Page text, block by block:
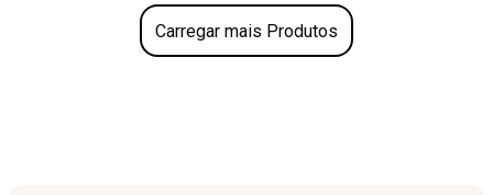
Carregar mais Produtos